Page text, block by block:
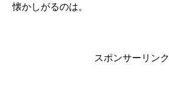
懐かしがるのは。
スポンサーリンク